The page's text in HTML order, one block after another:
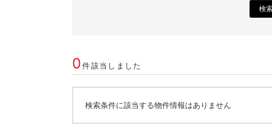
検
0件該当しました
検索条件に該当する物件情報はありません